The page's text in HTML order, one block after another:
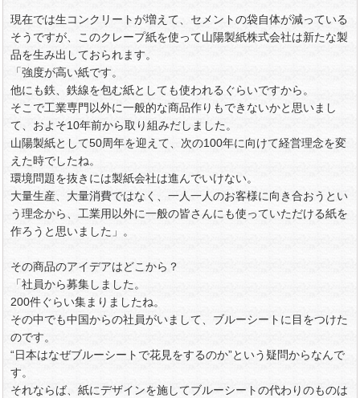
現在では生コンクリートが増えて、セメントの袋自体が減っている
そうですが、このクレープ紙を使って山陽製紙株式会社は新たな製
品を生み出しておられます。
「強度が高い紙です。
他にも鉄、鉄線を包む紙としても使われるぐらいですから。
そこで工業専門以外に一般的な商品作りもできないかと思いまし
て、およそ10年前から取り組みだしました。
山陽製紙として50周年を迎えて、次の100年に向けて経営理念を変
えた時でしたね。
環境問題を抜きには製紙会社は進んでいけない。
大量生産、大量消費ではなく、一人一人のお客様に向き合おうとい
う理念から、工業用以外に一般の皆さんにも使っていただける紙を
作ろうと思いました」。
その商品のアイデアはどこから？
「社員から募集しました。
200件ぐらい集まりましたね。
その中でも中国からの社員がいまして、ブルーシートに目をつけた
のです。
“日本はなぜブルーシートで花見をするのか”という疑問からなんで
す。
それならば、紙にデザインを施してブルーシートの代わりのものは